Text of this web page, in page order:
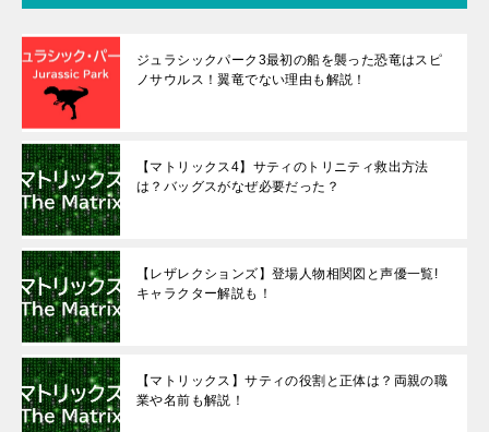
ジュラシックパーク3最初の船を襲った恐竜はスピ
ノサウルス！翼竜でない理由も解説！
【マトリックス4】サティのトリニティ救出方法
は？バッグスがなぜ必要だった？
【レザレクションズ】登場人物相関図と声優一覧!
キャラクター解説も！
【マトリックス】サティの役割と正体は？両親の職
業や名前も解説！